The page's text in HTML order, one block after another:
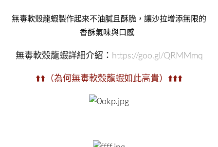
無毒軟殼龍蝦製作起來不油膩且酥脆，讓沙拉增添無限的
香酥氣味與口感
無毒軟殼龍蝦詳細介紹： https://goo.gl/QRMMmq
⬆️⬆️（為何無毒軟殼龍蝦如此高貴）⬆️⬆️⬆️